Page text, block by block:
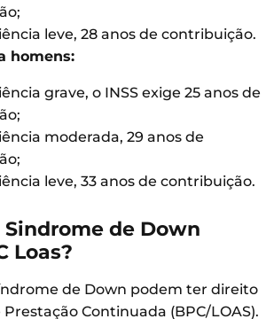
leve, 28 anos de contribuição.
homens:
grave, o INSS exige 25 anos de
moderada, 29 anos de
leve, 33 anos de contribuição.
de Down
Loas?
de Down podem ter direito
Continuada (BPC/LOAS).